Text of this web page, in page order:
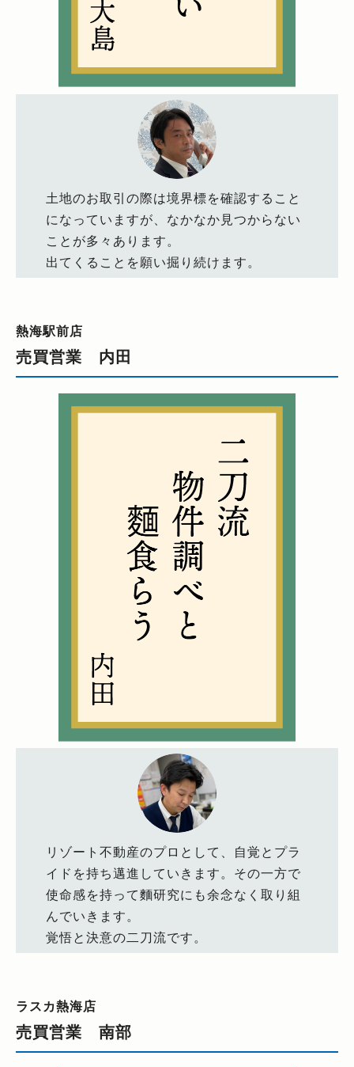
土地のお取引の際は境界標を確認すること
になっていますが、なかなか見つからない
ことが多々あります。
出てくることを願い掘り続けます。
熱海駅前店
売買営業 内田
リゾート不動産のプロとして、自覚とプラ
イドを持ち邁進していきます。その一方で
使命感を持って麵研究にも余念なく取り組
んでいきます。
覚悟と決意の二刀流です。
ラスカ熱海店
売買営業 南部